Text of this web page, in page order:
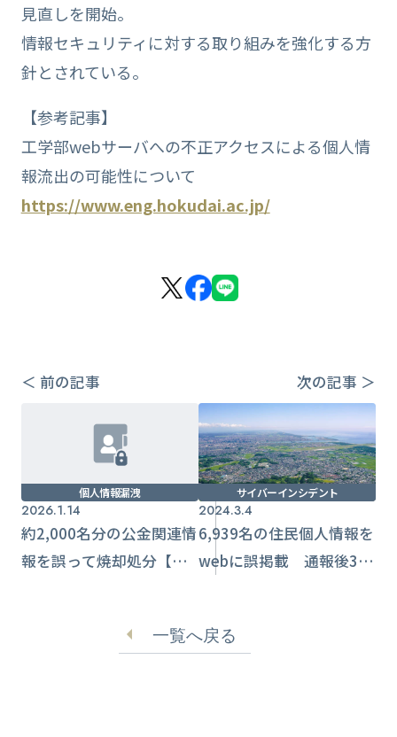
見直しを開始。
情報セキュリティに対する取り組みを強化する方
針とされている。
【参考記事】
工学部webサーバへの不正アクセスによる個人情
報流出の可能性について
https://www.eng.hokudai.ac.jp/
＜ 前の記事 次の記事 ＞
個人情報漏洩
2026.1.14
約2,000名分の公金関連情
報を誤って焼却処分【三
サイバーインシデント
2024.3.4
6,939名の住民個人情報を
webに誤掲載 通報後3日
一覧へ戻る